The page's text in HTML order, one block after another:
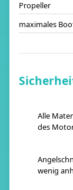
Propeller
maximales
Alle
des
wenig